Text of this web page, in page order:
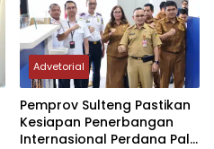
Advetorial
Pemprov Sulteng Pastikan
Kesiapan Penerbangan
Internasional Perdana Palu